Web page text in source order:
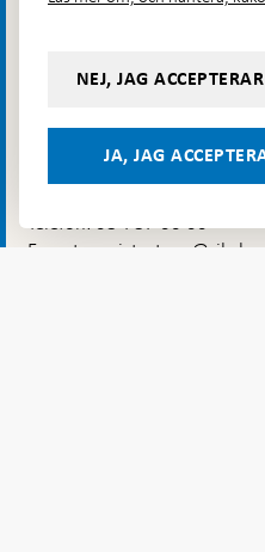
Riksbanken är Sveriges
finansiella systemet är
det går att göra betalningar.
Sveriges sedlar och mynt.
Telefon: 08-787 00 00
E-post:
NEJ, JAG
JA, JAG